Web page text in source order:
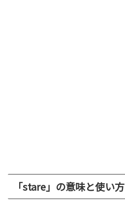
「stare」の意味と使い方